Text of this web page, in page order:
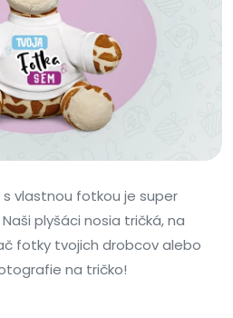
vlastnou fotkou je super
plyšáci nosia tričká, na
fotky tvojich drobcov alebo
na tričko!